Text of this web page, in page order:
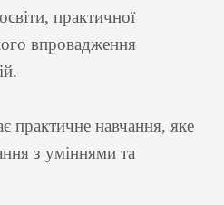
практичної
впровадження
практичне навчання, яке
з уміннями та